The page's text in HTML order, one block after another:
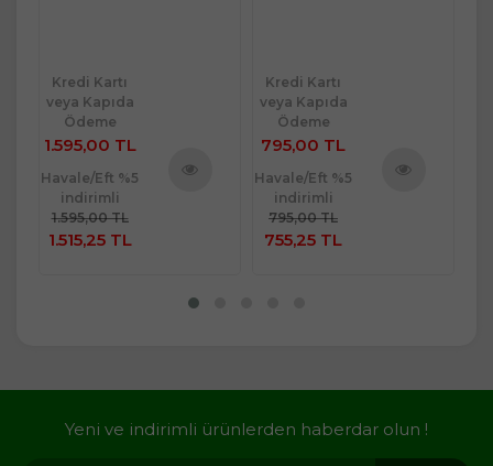
Kredi Kartı
veya Kapıda
Ödeme
1.595,00 TL
Havale/Eft %5
indirimli
1.595,00 TL
1.515,25 TL
Kredi Kartı
veya Kapıda
Ödeme
795,00 TL
Havale/Eft %5
indirimli
795,00 TL
755,25 TL
Yeni ve indirimli ürünlerden haberdar olun !